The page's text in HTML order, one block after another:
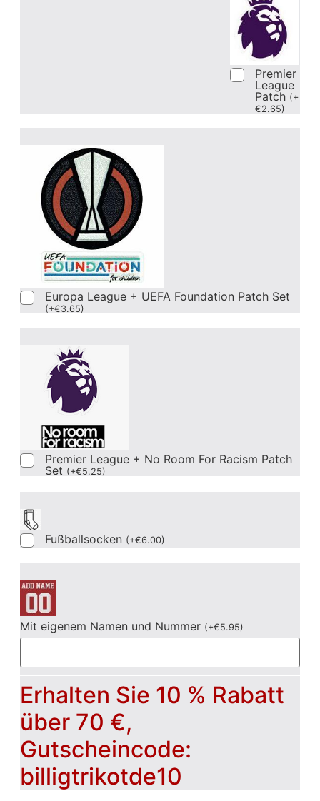
Premier
League
Patch (+
€2.65)
Europa League + UEFA Foundation Patch Set
(+€3.65)
Premier League + No Room For Racism Patch
Set (+€5.25)
Fußballsocken (+€6.00)
Mit eigenem Namen und Nummer (+€5.95)
Erhalten Sie 10 % Rabatt
über 70 €,
Gutscheincode:
billigtrikotde10